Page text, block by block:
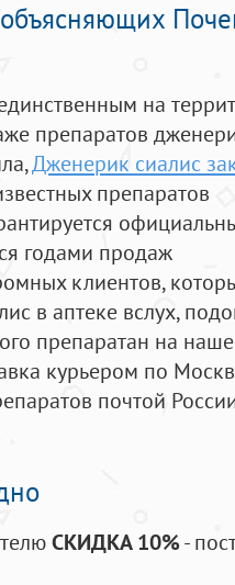
на
препаратов
,Дженерик сиалис
препаратов
годами продаж
клиентов,
в аптеке вслух,
препаратан на
курьером по
почтой
СКИДКА 10%-